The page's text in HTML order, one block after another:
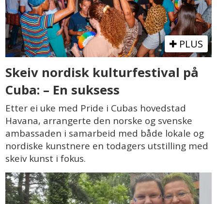
PLUS
Skeiv nordisk kulturfestival på
Cuba: – En suksess
Etter ei uke med Pride i Cubas hovedstad
Havana, arrangerte den norske og svenske
ambassaden i samarbeid med både lokale og
nordiske kunstnere en todagers utstilling med
skeiv kunst i fokus.